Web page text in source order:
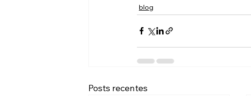
blog
Posts recentes